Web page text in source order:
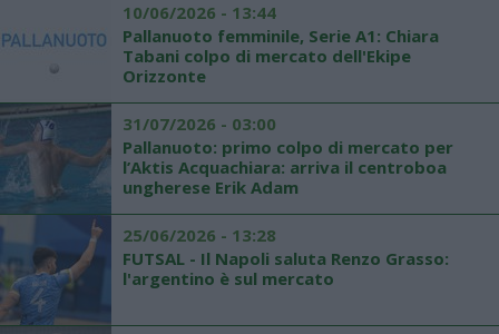
10/06/2026 - 13:44
Pallanuoto femminile, Serie A1: Chiara
Tabani colpo di mercato dell'Ekipe
Orizzonte
31/07/2026 - 03:00
Pallanuoto: primo colpo di mercato per
l’Aktis Acquachiara: arriva il centroboa
ungherese Erik Adam
25/06/2026 - 13:28
FUTSAL - Il Napoli saluta Renzo Grasso:
l'argentino è sul mercato